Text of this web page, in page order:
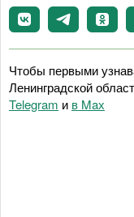
Чтобы первыми
Ленинградской
Telegram и в Maх